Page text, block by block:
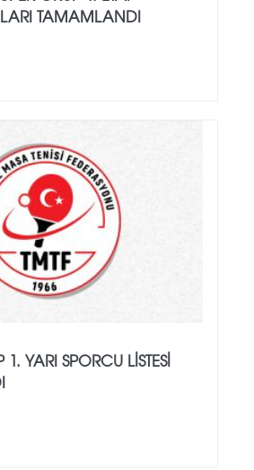
TAMAMLANDI
1. YARI SPORCU LISTESI